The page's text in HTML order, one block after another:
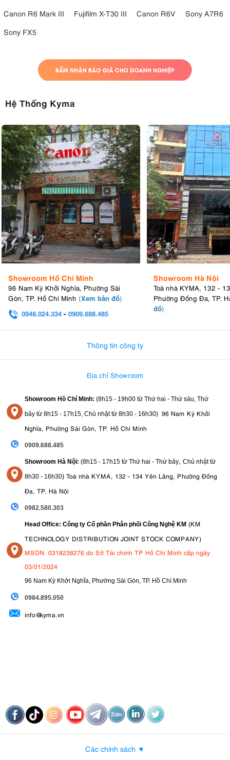
Canon R6 Mark III
Fujifilm X-T30 III Canon R6V
Sony A7R6
Sony FX5
Hệ Thống Kyma
Showroom Hồ Chí Minh
96 Nam Kỳ Khởi Nghĩa, Phường Sài
Gòn, TP. Hồ Chí Minh (Xem bản đồ)
0948.024.334 - 0909.688.485
Showroom Hà Nội
Toà nhà KYMA, 132 -
Phường Đống Đa, TP.
đồ)
Thông tin công ty
Địa chỉ Showroom
Showroom Hồ Chí Minh: (8h15 - 19h00 từ Thứ hai - Thứ sáu, Thứ
bảy từ 8h15 - 17h15, Chủ nhật từ 8h30 - 16h30) 96 Nam Kỳ Khởi
Nghĩa, Phường Sài Gòn, TP. Hồ Chí Minh
0909.688.485
Showroom Hà Nội: (8h15 - 17h15 từ Thứ hai - Thứ bảy, Chủ nhật từ
8h30 - 16h30) Toà nhà KYMA, 132 - 134 Yên Lãng, Phường Đống
Đa, TP. Hà Nội
0982.580.303
Head Office: Công ty Cổ phần Phân phối Công Nghệ KM (KM
TECHNOLOGY DISTRIBUTION JOINT STOCK COMPANY)
MSDN: 0318238276 do Sở Tài chính TP Hồ Chí Minh cấp ngày
03/01/2024
96 Nam Kỳ Khởi Nghĩa, Phường Sài Gòn, TP. Hồ Chí Minh
0984.895.050
info@kyma.vn
Các chính sách ▼